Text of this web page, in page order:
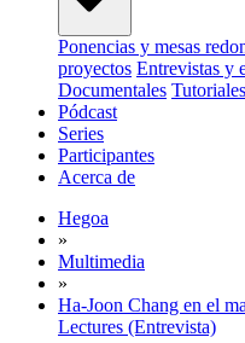
Ponencias y mesas
proyectos Entrevistas y
Documentales
Pódcast
Series
Participantes
Acerca de
Hegoa
»
Multimedia
»
Ha-Joon Chang en el
Lectures (Entrevista)